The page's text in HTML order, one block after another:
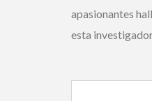
apasionantes
esta